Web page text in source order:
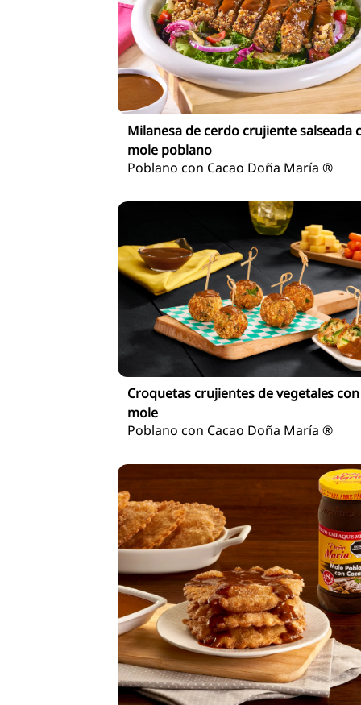
Milanesa de cerdo crujiente salseada
mole poblano
Poblano con Cacao Doña María ®
Croquetas crujientes de vegetales con
mole
Poblano con Cacao Doña María ®